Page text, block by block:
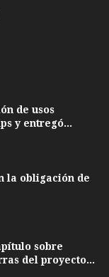
de usos
y entregó...
la obligación de
sobre
del proyecto...